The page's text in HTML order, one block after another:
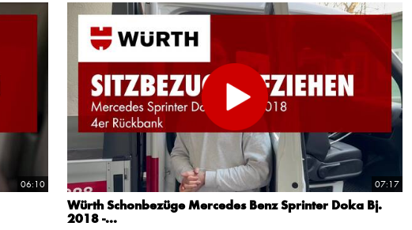
06:10 07:17
Würth Schonbezüge Mercedes Benz Sprinter Doka Bj.
2018 -...